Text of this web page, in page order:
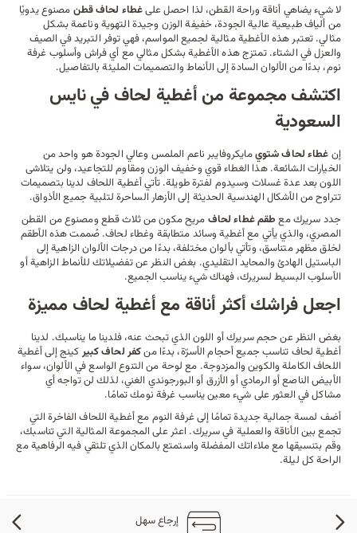
لا شيء يضاهي أناقة وراحة القطن، لذا احصل علىغطاء لحاف قطنمصنوع يدويًا
من ألياف طبيعية عالية الجودة، خفيفة الوزن وجيدة التهوية وناعمة بشكل
مثالي. تعتبر هذه الأغطية مثالية لجميع المواسم، فهي توفر التبريد في الصيف
والعزل في الشتاء. تمتزج هذه الأغطية بشكل مثالي مع أيفراشوأسلوب غرفة
نوم، بدءًا من الألوان السادة إلى الأنماط والتصميمات المليئة بالتفاصيل.
اكتشف مجموعة من أغطية لحاف في نايس
السعودية
إنغطاء لحاف شتويمايكروفايبر ناعم الملمس وعالي الجودة هو واحد من
الخيارات الشائعة. هذا الغطاء قوي وخفيف الوزن ومقاوم للتجاعيد، ولن يتلاشى
اللون بعد عدة غسلات وسيدوم لفترة طويلة. تأتي أغطية اللحاف لدينا بتصميمات
تتراوح من الأشكال الهندسية الحديثة إلى الأزهار الساحرة لتلبية جميع الأذواق.
جدد سريرك معطقم غطاء لحافمريح مكون من ثلاث قطع ومصنوع من القطن
المصري، والذي يأتي معأغطية وسائدمتطابقة وغطاء لحاف. صُممت هذه الأطقم
لخلق مظهر متناسق، وتأتي بألوان مختلفة، بدءًا من درجات الألوان الزاهية إلى
الباستيل الهادئ والمحايد التقليدي. بغض النظر عن تفضيلاتك للأنماط الزاهية أو
الأسلوب البسيط لسريرك، فهناك شيء يناسب الجميع.
اجعل فراشك أكثر أناقة مع أغطية لحاف مميزة
بغض النظر عن حجم سريرك أو اللون الذي تبحث عنه، فلدينا ما يناسبك. لدينا
أغطية لحاف تناسب جميع أحجام الأسرّة، بدءًا منكفر لحاف كبيركينج إلى أغطية
اللحاف الكاملة والكوين والمزدوجة. مع لوحة من التنوع الواسع في الألوان، سواء
الأبيض الناصع أو الرمادي أو الأزرق أو البورجوندي الغني، لذلك لن تواجه أي
مشاكل في العثور على شيء معين يناسب غرفة نومك تمامًا.
أضف لمسة جمالية جديدة تمامًا إلى غرفة النوم مع أغطية اللحاف الفاخرة التي
تجمع بين الأناقة والعملية في سريرك. اعثر على المجموعة المثالية التي تناسبك،
وقم بتنسيقها معملاءاتكالمفضلة واستمتع بالمكان الذي تلتقي فيه الرفاهية مع
الراحة كل ليلة.
إرجاع سهل